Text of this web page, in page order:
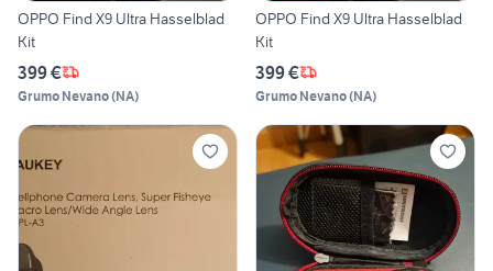
OPPO Find X9 Ultra Hasselblad
Kit
399 €
Grumo Nevano(NA)
OPPO Find X9 Ultra Hasselblad
Kit
399 €
Grumo Nevano(NA)